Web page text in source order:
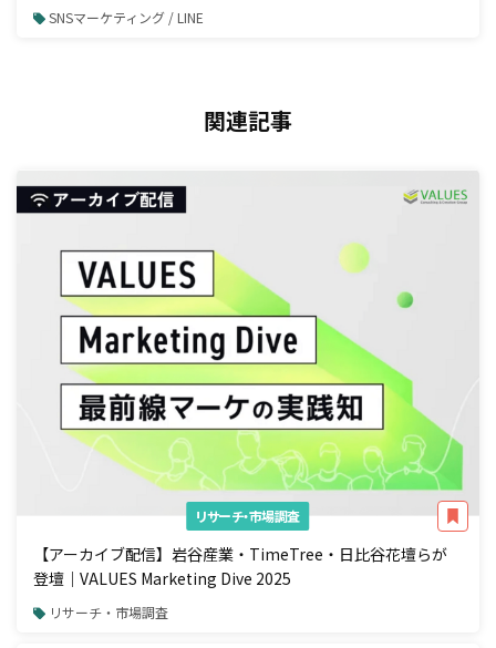
SNSマーケティング / LINE
関連記事
リサーチ・市場調査
【アーカイブ配信】岩谷産業・TimeTree・日比谷花壇らが
登壇｜VALUES Marketing Dive 2025
リサーチ・市場調査